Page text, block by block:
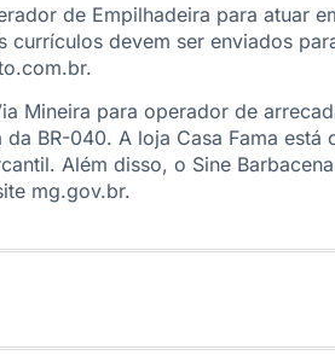
de Empilhadeira para atuar
currículos devem ser enviados
.
Mineira para operador de
BR-040. A loja Casa Fama
Além disso, o Sine
mg.gov.br.